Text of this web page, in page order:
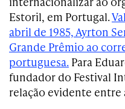
Estoril, em Portugal.
abril de 1985, Ayrton
Grande Prêmio ao
portuguesa. Para
fundador do Festival
relação evidente